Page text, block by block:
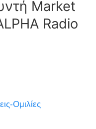
Market
Radio
Ομιλίες